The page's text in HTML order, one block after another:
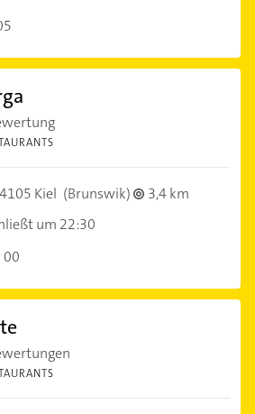
Kiel (Brunswik)
3,4 km
um 22:30
00